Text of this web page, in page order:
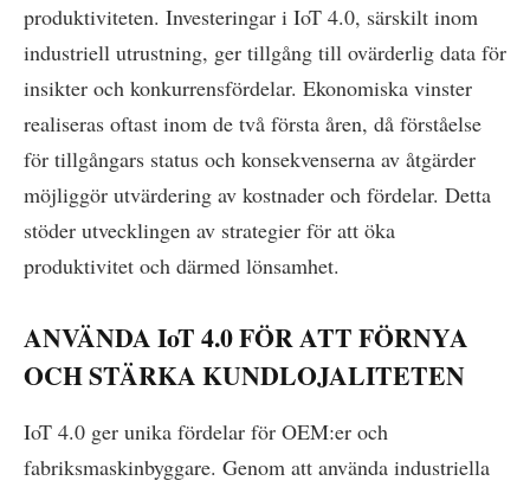
produktiviteten. Investeringar i IoT 4.0, särskilt inom
industriell utrustning, ger tillgång till ovärderlig data för
insikter och konkurrensfördelar. Ekonomiska vinster
realiseras oftast inom de två första åren, då förståelse
för tillgångars status och konsekvenserna av åtgärder
möjliggör utvärdering av kostnader och fördelar. Detta
stöder utvecklingen av strategier för att öka
produktivitet och därmed lönsamhet.
ANVÄNDA IoT 4.0 FÖR ATT FÖRNYA
OCH STÄRKA KUNDLOJALITETEN
IoT 4.0 ger unika fördelar för OEM:er och
fabriksmaskinbyggare. Genom att använda industriella